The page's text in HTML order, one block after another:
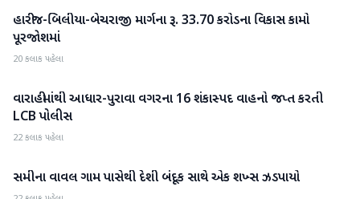
પાટણ
હારીજ-બિલીયા-બેચરાજી માર્ગના રૂ. 33.70 કરોડના વિકાસ કામો
પૂરજોશમાં
20 કલાક પહેલા
પાટણ
વારાહીમાંથી આધાર-પુરાવા વગરના 16 શંકાસ્પદ વાહનો જપ્ત કરતી
LCB પોલીસ
22 કલાક પહેલા
પાટણ
સમીના વાવલ ગામ પાસેથી દેશી બંદૂક સાથે એક શખ્સ ઝડપાયો